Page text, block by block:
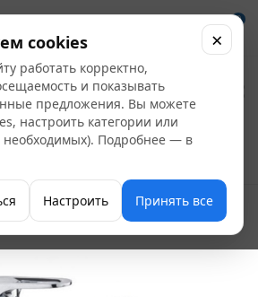
0
мойка
В
для кухни
cookies
работать корректно,
и показывать
предложения. Вы можете
настроить категории или
необходимых). Подробнее — в
Настроить Принять все
×